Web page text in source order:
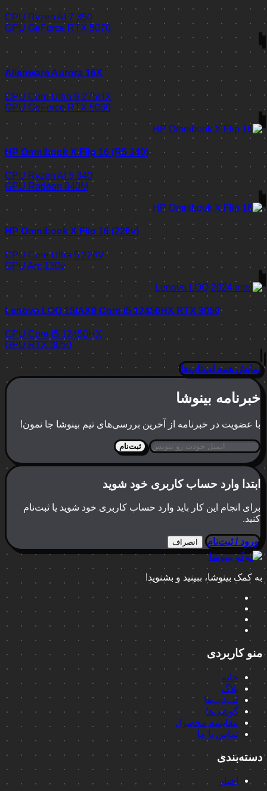
CPU Ryzen AI 7 350
GPU GeForce RTX 5070
Alienware Aurora 16X
CPU Core Ultra 9 275HX
GPU GeForce RTX 5060
HP Omnibook X Flip 16 (R5 340)
CPU Ryzen AI 5 340
GPU Radeon 840M
HP Omnibook X Flip 16 (226v)
CPU Core Ultra 5 226V
GPU Arc 130v
Lenovo LOQ 15IAX9 Core i5 12450HX RTX 3050
CPU Core i5 12450HX
GPU RTX 3050
نمایش همه لپ‌تاپ‌ها
خبرنامه بینوشا
با عضویت در خبرنامه از آخرین بررسی‌های تیم بینوشا جا نمون!
ثبت‌نام
ابتدا وارد حساب کاربری خود شوید
برای انجام این کار باید وارد حساب کاربری خود شوید یا ثبت‌نام
کنید.
ورود / ثبت‌نام انصراف
به کمک بینوشا، ببینید و بشنوید!
منو کاربردی
خانه
بلاگ
لپ‌تاپ‌ها
گوشی‌ها
مقایسه محصول
تماس با ما
دسته‌بندی
اخبار